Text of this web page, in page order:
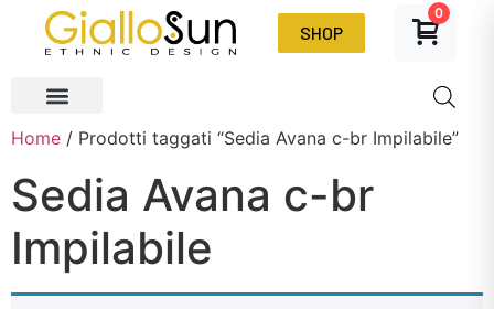
SHOP
0
Home / Prodotti taggati “Sedia Avana c-br Impilabile”
Sedia Avana c-br
Impilabile